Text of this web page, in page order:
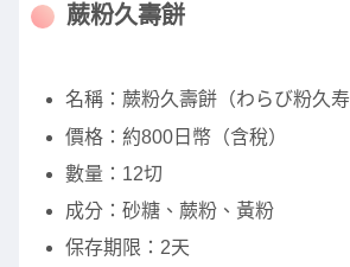
蕨粉久壽餅
名稱：蕨粉久壽餅（わらび粉久寿
價格：約800日幣（含稅）
數量：12切
成分：砂糖、蕨粉、黃粉
保存期限：2天